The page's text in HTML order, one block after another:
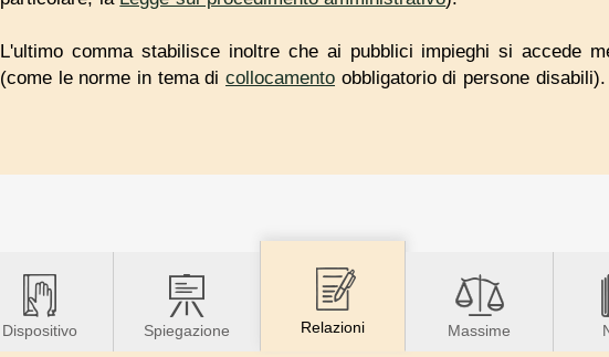
L'ultimo comma stabilisce inoltre che ai pubblici impieghi si accede
(come le norme in tema dicollocamento obbligatorio di persone disabili).
Dispositivo Spiegazione Relazioni Massime